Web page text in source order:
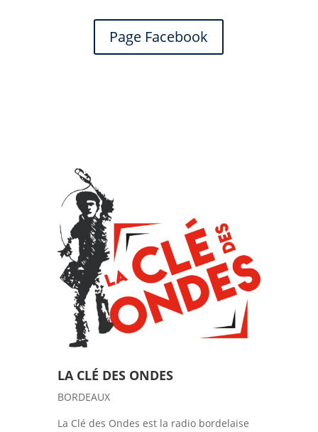
Page Facebook
LA CLÉ DES ONDES
BORDEAUX
La Clé des Ondes est la radio bordelaise